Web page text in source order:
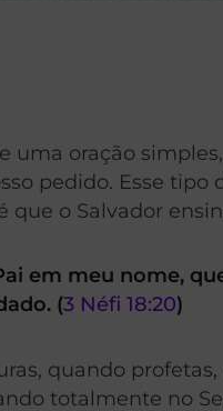
uma oração
pedido. Esse
que o Salvador
em meu nome,
(3 Néfi 18:20)
quando
totalmente no